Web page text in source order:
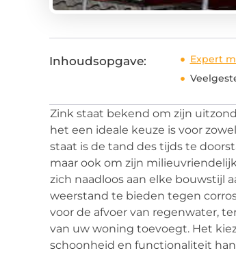
Inhoudsopgave:
Expert
Zink staat bekend om zijn
het een ideale keuze is voor
staat is de tand des tijds te
maar ook om zijn
zich naadloos aan elke bouwstijl
weerstand te bieden tegen
voor de afvoer van regenwater,
van uw woning toevoegt. Het
schoonheid en functionaliteit